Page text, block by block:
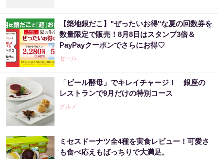
【築地銀だこ】"ぜったいお得"な夏の回数券を
数量限定で販売！8月8日はスタンプ3倍＆
PayPayクーポンでさらにお得♡
セール
「ビール酵母」でキレイチャージ！ 銀座の
レストランで9月だけの特別コース
グルメ
ミセスドーナツ全4種を実食レビュー！可愛さ
も食べ応えもばっちりで大満足。